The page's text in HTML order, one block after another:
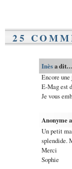
25
Inèsa dit…
Encore
E-Mag est
Je vous
Anonyme
Un petit
splendide.
Merci
Sophie